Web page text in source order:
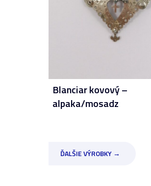
Blanciar kovový –
alpaka/mosadz
ĎALŠIE VÝROBKY →